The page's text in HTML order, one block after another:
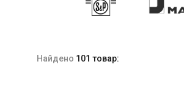
Найдено 101 товар: